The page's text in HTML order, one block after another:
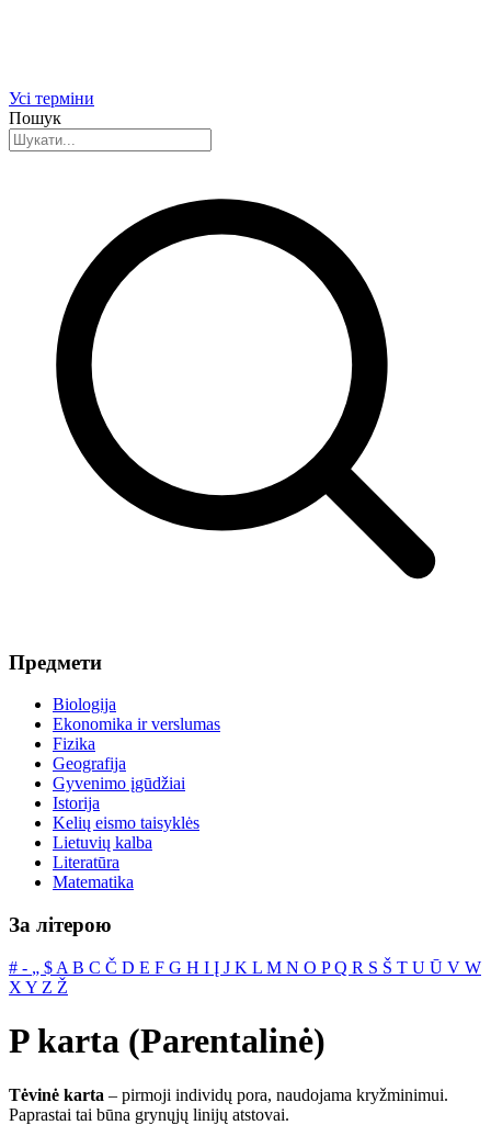
Усі терміни
Пошук
Предмети
Biologija
Ekonomika ir verslumas
Fizika
Geografija
Gyvenimo įgūdžiai
Istorija
Kelių eismo taisyklės
Lietuvių kalba
Literatūra
Matematika
За літерою
# ‐ „ $ A B C Č D E F G H I Į J K L M N O PQ R S Š T U Ū V W
X Y Z Ž
P karta (Parentalinė)
Tėvinė karta – pirmoji individų pora, naudojama kryžminimui.
Paprastai tai būna grynųjų linijų atstovai.